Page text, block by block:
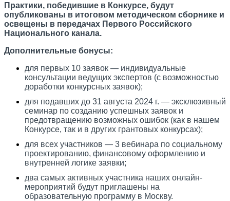
Практики, победившие в Конкурсе, будут
опубликованы в итоговом методическом сборнике и
освещены в передачах Первого Российского
Национального канала.
Дополнительные бонусы:
для первых 10 заявок ― индивидуальные
консультации ведущих экспертов (с возможностью
доработки конкурсных заявок);
для подавших до 31 августа 2024 г. ― эксклюзивный
семинар по созданию успешных заявок и
предотвращению возможных ошибок (как в нашем
Конкурсе, так и в других грантовых конкурсах);
для всех участников ― 3 вебинара по социальному
проектированию, финансовому оформлению и
внутренней логике заявки;
два самых активных участника наших онлайн-
мероприятий будут приглашены на
образовательную программу в Москву.